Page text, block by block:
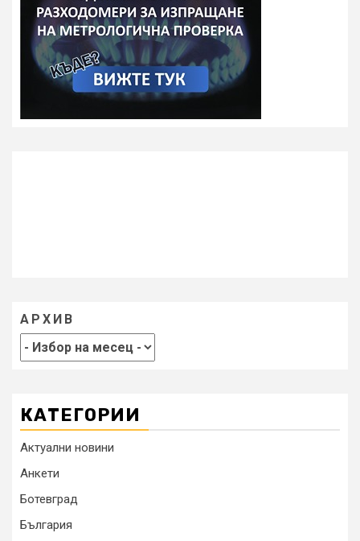
АРХИВ
КАТЕГОРИИ
Актуални новини
Анкети
Ботевград
България